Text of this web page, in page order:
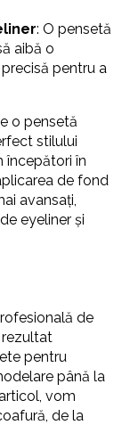
: O pensetă
aibă o
pentru a
o pensetă
stilului
începători în
de fond
avansați,
eyeliner și
de
rezultat
pentru
până la
vom
de la